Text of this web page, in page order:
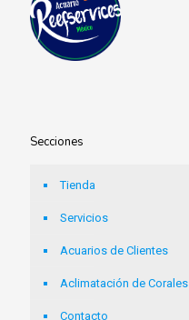
Secciones
Tienda
Servicios
Acuarios de Clientes
Aclimatación de Corales
Contacto